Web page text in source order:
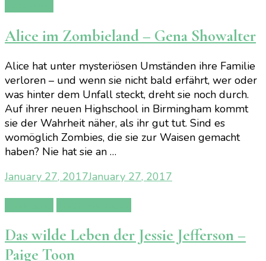
Alice im Zombieland – Gena Showalter
Alice hat unter mysteriösen Umständen ihre Familie
verloren – und wenn sie nicht bald erfährt, wer oder
was hinter dem Unfall steckt, dreht sie noch durch.
Auf ihrer neuen Highschool in Birmingham kommt
sie der Wahrheit näher, als ihr gut tut. Sind es
womöglich Zombies, die sie zur Waisen gemacht
haben? Nie hat sie an …
January 27, 2017January 27, 2017
Das wilde Leben der Jessie Jefferson –
Paige Toon